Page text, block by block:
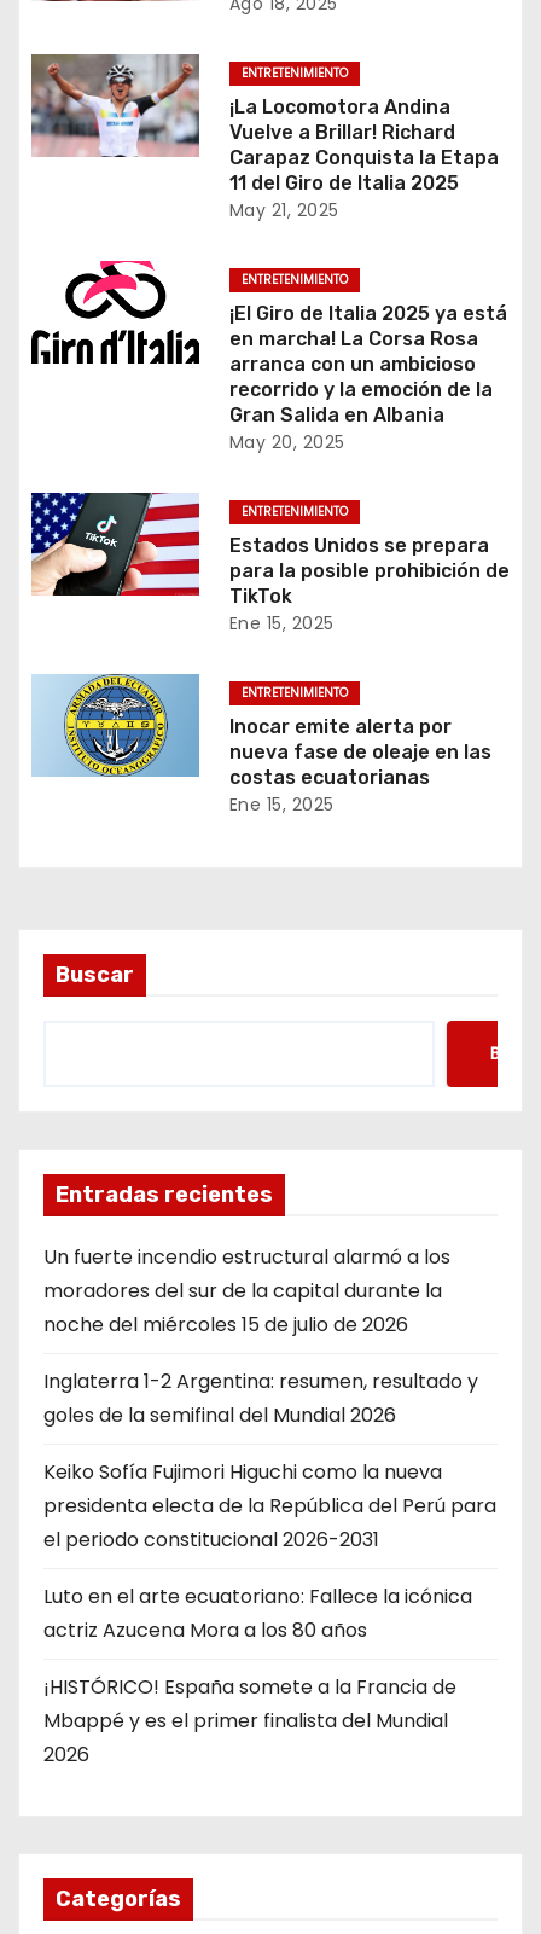
ENTRETENIMIENTO
¡La Locomotora Andina
Vuelve a Brillar! Richard
Carapaz Conquista la Etapa
11 del Giro de Italia 2025
May 21, 2025
ENTRETENIMIENTO
¡El Giro de Italia 2025 ya está
en marcha! La Corsa Rosa
arranca con un ambicioso
recorrido y la emoción de la
Gran Salida en Albania
May 20, 2025
ENTRETENIMIENTO
Estados Unidos se prepara
para la posible prohibición de
TikTok
Ene 15, 2025
ENTRETENIMIENTO
Inocar emite alerta por
nueva fase de oleaje en las
costas ecuatorianas
Ene 15, 2025
Buscar
Entradas recientes
Un fuerte incendio estructural alarmó a los
moradores del sur de la capital durante la
noche del miércoles 15 de julio de 2026
Inglaterra 1-2 Argentina: resumen, resultado y
goles de la semifinal del Mundial 2026
Keiko Sofía Fujimori Higuchi como la nueva
presidenta electa de la República del Perú para
el periodo constitucional 2026-2031
Luto en el arte ecuatoriano: Fallece la icónica
actriz Azucena Mora a los 80 años
¡HISTÓRICO! España somete a la Francia de
Mbappé y es el primer finalista del Mundial
2026
Categorías